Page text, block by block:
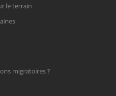
le terrain
migratoires ?